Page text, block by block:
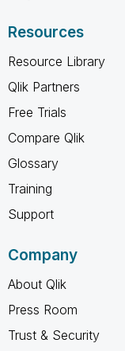
Resources
Resource Library
Qlik Partners
Free Trials
Compare Qlik
Glossary
Training
Support
Company
About Qlik
Press Room
Trust & Security